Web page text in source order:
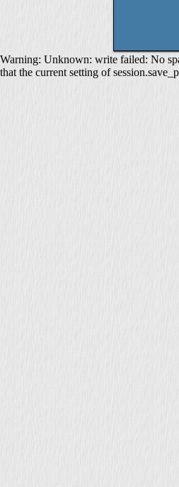
Warning: Unknown: write failed: No
that the current setting of